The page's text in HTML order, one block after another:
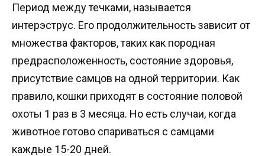
Период между течками, называется
интерэструс. Его продолжительность зависит от
множества факторов, таких как породная
предрасположенность, состояние здоровья,
присутствие самцов на одной территории. Как
правило, кошки приходят в состояние половой
охоты 1 раз в 3 месяца. Но есть случаи, когда
животное готово спариваться с самцами
каждые 15-20 дней.